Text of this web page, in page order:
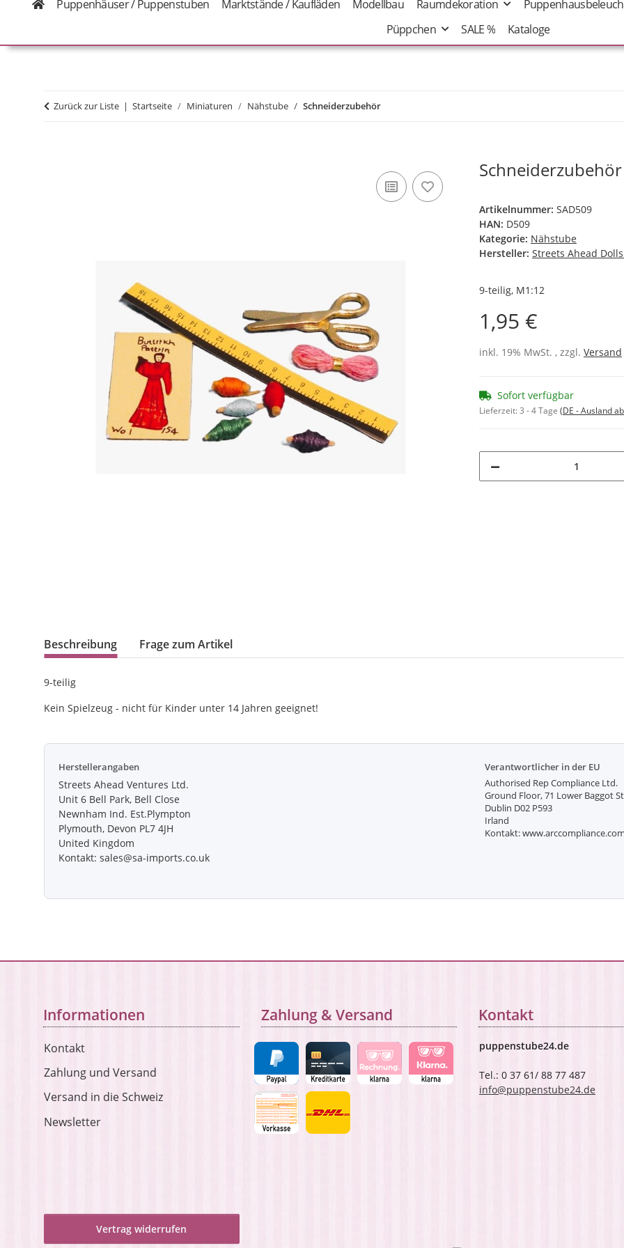
Puppenhäuser / Puppenstuben Marktstände / Kaufläden Modellbau Raumdekoration
Püppchen
SALE % Kataloge
Zurück zur Liste Startseite Miniaturen Nähstube Schneiderzubehör
Schneiderzubehör
Artikelnummer: SAD509
HAN: D509
Kategorie: Nähstube
Hersteller: Streets Ahead
9-teilig, M1:12
1,95 €
inkl. 19% MwSt. , zzgl. Versand
Sofort verfügbar
Lieferzeit:3 - 4 Tage (DE - Ausland
Beschreibung Frage zum Artikel
9-teilig
Kein Spielzeug - nicht für Kinder unter 14 Jahren geeignet!
Herstellerangaben
Streets Ahead Ventures Ltd.
Unit 6 Bell Park, Bell Close
Newnham Ind. Est.Plympton
Plymouth, Devon PL7 4JH
United Kingdom
Kontakt: sales@sa-imports.co.uk
Verantwortlicher in der EU
Authorised Rep Compliance Ltd.
Ground Floor, 71 Lower Baggot St
Dublin D02 P593
Irland
Kontakt:
Informationen
Kontakt
Zahlung und Versand
Versand in die Schweiz
Newsletter
Zahlung & Versand Kontakt
puppenstube24.de
Tel.: 0 37 61/ 88 77 487
info@puppenstube24.de
Vertrag widerrufen